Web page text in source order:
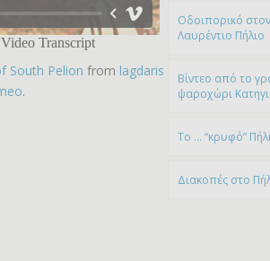
South Pelion from lagdaris
.
Οδοιπορικό
Λαυρέντιο Πήλιο
Βίντεο από το
ψαροχώρι
To … “κρυφό”
Διακοπές στο